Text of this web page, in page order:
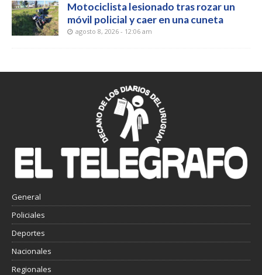
Motociclista lesionado tras rozar un
móvil policial y caer en una cuneta
agosto 8, 2026 - 12:06 am
General
Policiales
Deportes
Nacionales
Regionales